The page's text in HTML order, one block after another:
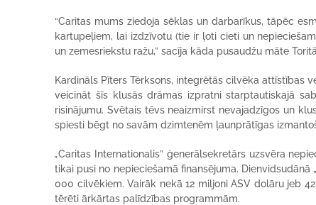
“Caritas mums ziedoja sēklas un darbarīkus, tāpēc
kartupeļiem, lai izdzīvotu (tie ir ļoti cieti un
un zemesriekstu ražu,” sacīja kāda pusaudžu māte
Kardināls Pīters Tērksons, integrētās cilvēka attīstības
veicināt šīs klusās drāmas izpratni starptautiskajā
risinājumu. Svētais tēvs neaizmirst nevajadzīgos un
spiesti bēgt no savām dzimtenēm ļaunprātīgas
„Caritas Internationalis” ģenerālsekretārs uzsvēra
tikai pusi no nepieciešamā finansējuma.
000 cilvēkiem. Vairāk nekā 12 miljoni ASV dolāru jeb
tērēti ārkārtas palīdzības programmām.